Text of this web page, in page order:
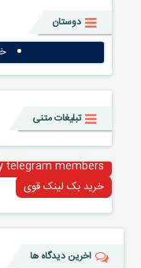
دوستان
تبلیغات متنی
telegram members
خرید بک لینک قوی
اخرین دیدگاه ها